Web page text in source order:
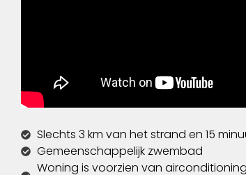
Slechts 3 km van het strand en 15
Gemeenschappelijk zwembad
Woning is voorzien van